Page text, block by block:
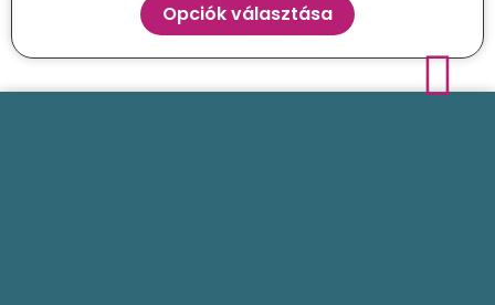
Opciók választása